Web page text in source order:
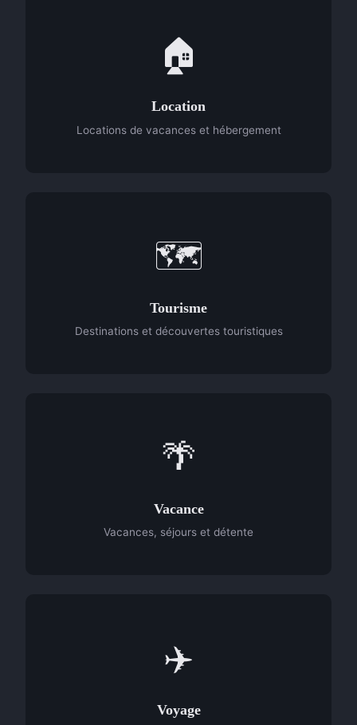
🏠
Location
Locations de vacances et hébergement
🗺️
Tourisme
Destinations et découvertes touristiques
🌴
Vacance
Vacances, séjours et détente
✈️
Voyage